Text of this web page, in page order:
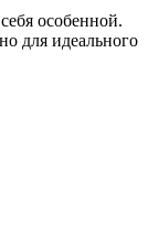
особенной.
для идеального